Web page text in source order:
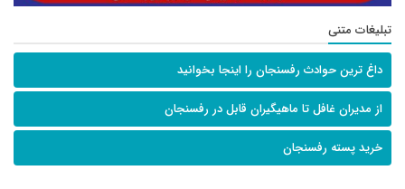
تبلیغات متنی
داغ ترین حوادث رفسنجان را اینجا بخوانید
از مدیران غافل تا ماهیگیران قابل در رفسنجان
خرید پسته رفسنجان